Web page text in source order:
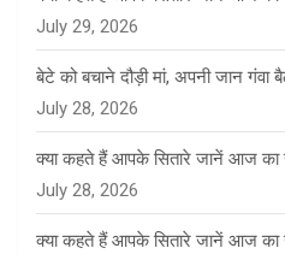
July 29, 2026
बेटे को बचाने दौड़ी मां, अपनी जान गंवा
July 28, 2026
क्या कहते हैं आपके सितारे जानें आज का
July 28, 2026
क्या कहते हैं आपके सितारे जानें आज का